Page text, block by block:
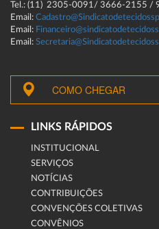
Tel.: (11) 2305-0091/ 3666-2155 /
Email:
Email:
Email:
COMO CHEGAR
LINKS RÁPIDOS
INSTITUCIONAL
SERVIÇOS
NOTÍCIAS
CONTRIBUIÇÕES
CONVENÇÕES COLETIVAS
CONVÊNIOS